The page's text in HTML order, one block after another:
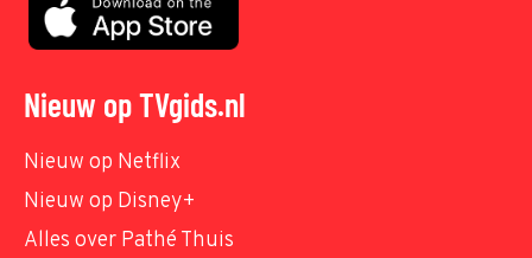
Nieuw op TVgids.nl
Nieuw op Netflix
Nieuw op Disney+
Alles over Pathé Thuis